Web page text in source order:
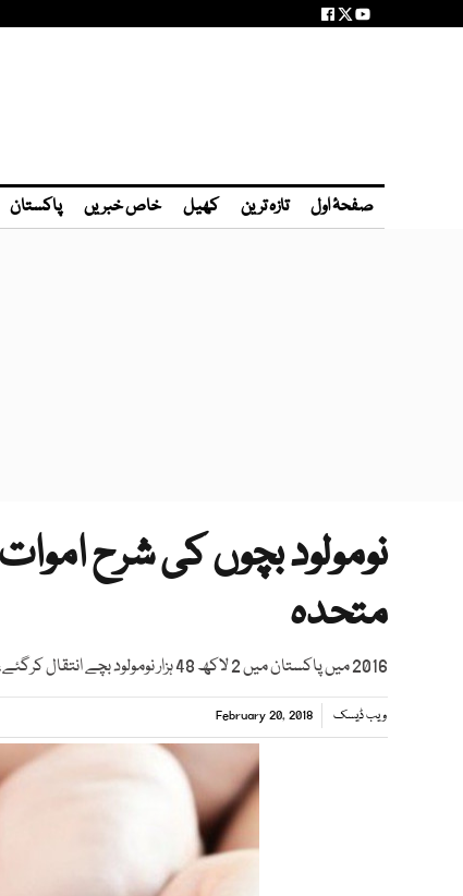
صفحۂ اول تازہ ترین کھیل خاص خبریں پاکستان
نومولود بچوں کی شرح
متحدہ
2016 میں پاکستان میں 2 لاکھ 48 ہزار نومولود بچے انتقال کرگئے، یونیسیف رپورٹ
ویب ڈیسک February 20, 2018